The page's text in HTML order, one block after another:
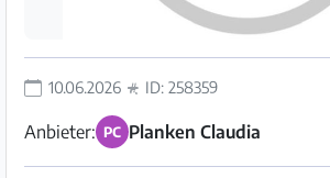
10.06.2026 ID: 258359
Anbieter: PC Planken Claudia